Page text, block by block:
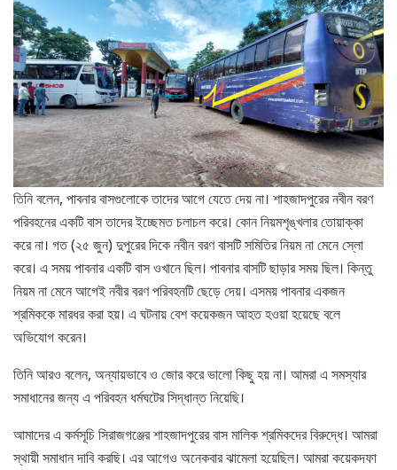
তিনি বলেন, পাবনার বাসগুলোকে তাদের আগে যেতে দেয় না। শাহজাদপুরের নবীন বরণ
পরিবহনের একটি বাস তাদের ইচ্ছেমত চলাচল করে। কোন নিয়মশৃঙ্খলার তোয়াক্কা
করে না। গত (২৫ জুন) দুপুরের দিকে নবীন বরণ বাসটি সমিতির নিয়ম না মেনে স্লো
করে। এ সময় পাবনার একটি বাস ওখানে ছিল। পাবনার বাসটি ছাড়ার সময় ছিল। কিন্তু
নিয়ম না মেনে আগেই নবীর বরণ পরিবহনটি ছেড়ে দেয়। এসময় পাবনার একজন
শ্রমিককে মারধর করা হয়। এ ঘটনায় বেশ কয়েকজন আহত হওয়া হয়েছে বলে
অভিযোগ করেন।
তিনি আরও বলেন, অন্যায়ভাবে ও জোর করে ভালো কিছু হয় না। আমরা এ সমস্যার
সমাধানের জন্য এ পরিবহন ধর্মঘটের সিদ্ধান্ত নিয়েছি।
আমাদের এ কর্মসূচি সিরাজগঞ্জের শাহজাদপুরের বাস মালিক শ্রমিকদের বিরুদ্ধে। আমরা
স্থায়ী সমাধান দাবি করছি। এর আগেও অনেকবার ঝামেলা হয়েছিল। আমরা কয়েকদফা